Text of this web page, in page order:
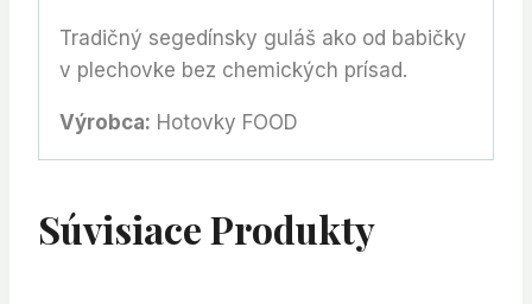
Tradičný segedínsky guláš ako od babičky
v plechovke bez chemických prísad.
Výrobca: Hotovky FOOD
Súvisiace Produkty